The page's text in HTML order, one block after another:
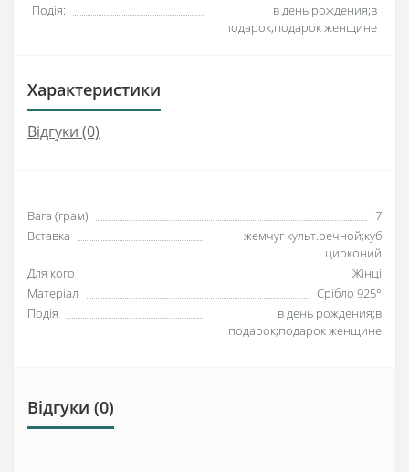
Подія:
в день рождения;в
подарок;подарок женщине
Характеристики
Відгуки (0)
Вага (грам)
7
Вставка
жемчуг культ.речной;куб
цирконий
Для кого
Жінці
Матеріал
Срібло 925°
Подія
в день рождения;в
подарок;подарок женщине
Відгуки (0)